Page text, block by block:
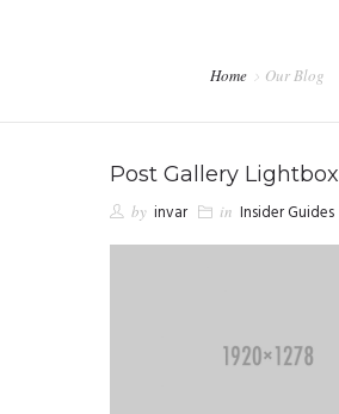
Home Our Blog
Post Gallery Lightbox
by invar in Insider Guides